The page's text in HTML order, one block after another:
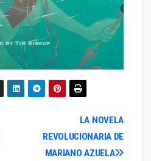
LA NOVELA
REVOLUCIONARIA DE
MARIANO AZUELA